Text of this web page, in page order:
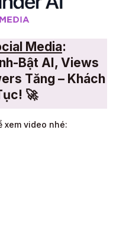
Media:
Bật AI, Views
Tăng – Khách
🚀
xem video nhé: